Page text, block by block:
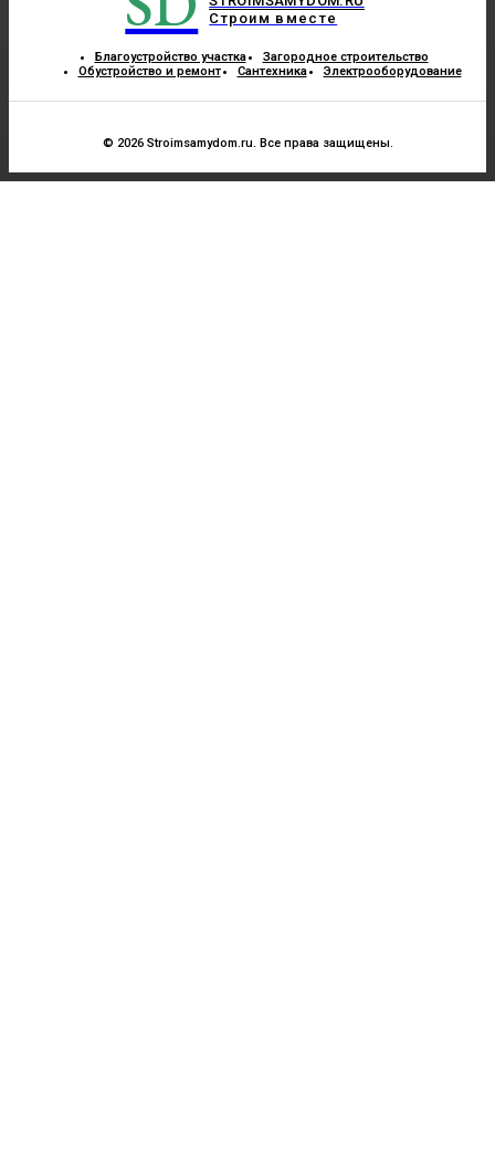
Строим вместе
Благоустройство участка
Загородное строительство
Обустройство и ремонт
Сантехника Электрооборудование
© 2026 Stroimsamydom.ru. Все права защищены.